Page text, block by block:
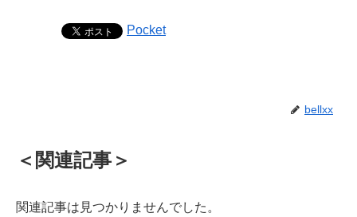
Pocket
bellxx
＜関連記事＞
関連記事は見つかりませんでした。